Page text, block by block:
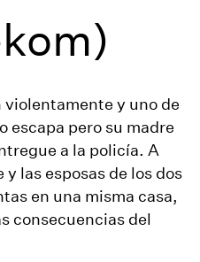
violentamente y uno de
escapa pero su madre
a la policía. A
las esposas de los dos
en una misma casa,
consecuencias del